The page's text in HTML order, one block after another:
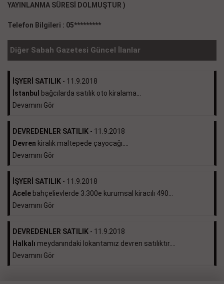
YAYINLANMA SÜRESİ DOLMUŞTUR )
Telefon Bilgileri : 05*********
Diğer Sabah Gazetesi Güncel İlanlar
İŞYERİ SATILIK - 11.9.2018
İstanbul
bağcılarda satılık oto kiralama...
Devamını Gör
DEVREDENLER SATILIK - 11.9.2018
Devren kiralık maltepede çayocağı....
Devamını Gör
İŞYERİ SATILIK - 11.9.2018
Acele bahçelievlerde 3.300e kurumsal kiracılı 490...
Devamını Gör
DEVREDENLER SATILIK - 11.9.2018
Halkalı meydanındaki lokantamız devren satılıktır....
Devamını Gör